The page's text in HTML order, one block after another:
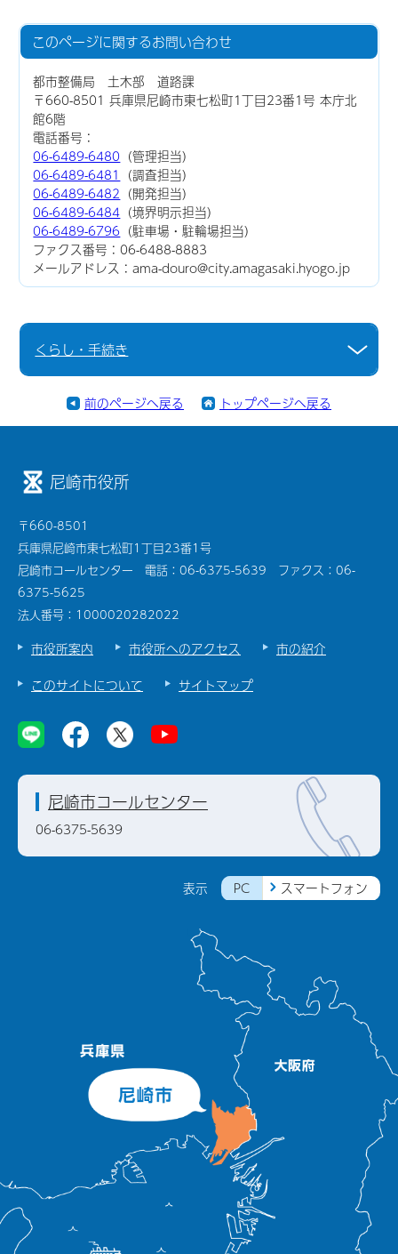
このページに関するお問い合わせ
都市整備局 土木部 道路課
〒660-8501 兵庫県尼崎市東七松町1丁目23番1号 本庁北
館6階
電話番号：
06-6489-6480 （管理担当）
06-6489-6481
（調査担当）
06-6489-6482 （開発担当）
06-6489-6484 （境界明示担当）
06-6489-6796 （駐車場・駐輪場担当）
ファクス番号：06-6488-8883
メールアドレス：ama-douro@city.amagasaki.hyogo.jp
くらし・手続き
前のページへ戻る トップページへ戻る
尼崎市役所
〒660-8501
兵庫県尼崎市東七松町1丁目23番1号
尼崎市コールセンター 電話：06-6375-5639 ファクス：06-
6375-5625
法人番号：1000020282022
市役所案内 市役所へのアクセス
市の紹介
このサイトについて
サイトマップ
表示 PC スマートフォン
尼崎市コールセンター
06-6375-5639